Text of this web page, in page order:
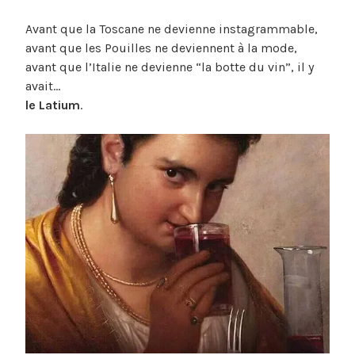
Avant que la Toscane ne devienne instagrammable,
avant que les Pouilles ne deviennent à la mode,
avant que l’Italie ne devienne “la botte du vin”, il y
avait…
le Latium.